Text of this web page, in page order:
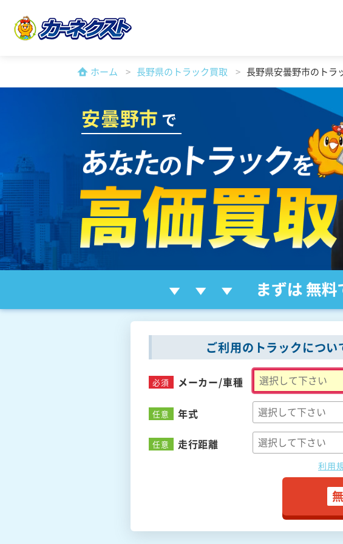
ホーム 長野県のトラック買取 長野県安曇野市のトラ
安曇野市 で
ご利用のトラックについ
必須 メーカー/車種
任意 年式
任意 走行距離
利用